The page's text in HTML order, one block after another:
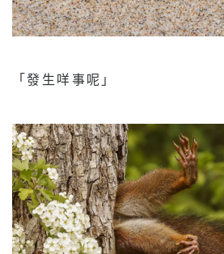
「發生咩事呢」